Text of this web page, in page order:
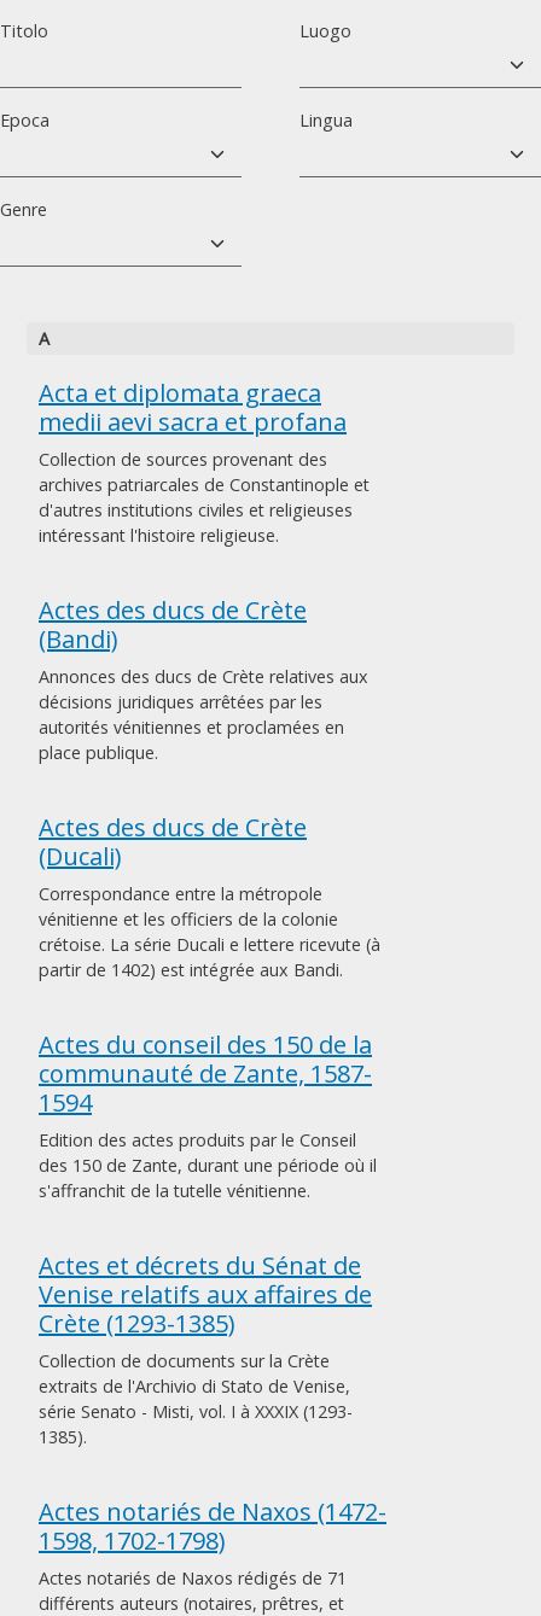
Titolo Luogo
Epoca Lingua
Genre
A
Acta et diplomata graeca
medii aevi sacra et profana
Collection de sources provenant des
archives patriarcales de Constantinople et
d'autres institutions civiles et religieuses
intéressant l'histoire religieuse.
Actes des ducs de Crète
(Bandi)
Annonces des ducs de Crète relatives aux
décisions juridiques arrêtées par les
autorités vénitiennes et proclamées en
place publique.
Actes des ducs de Crète
(Ducali)
Correspondance entre la métropole
vénitienne et les officiers de la colonie
crétoise. La série Ducali e lettere ricevute (à
partir de 1402) est intégrée aux Bandi.
Actes du conseil des 150 de la
communauté de Zante, 1587-
1594
Edition des actes produits par le Conseil
des 150 de Zante, durant une période où il
s'affranchit de la tutelle vénitienne.
Actes et décrets du Sénat de
Venise relatifs aux affaires de
Crète (1293-1385)
Collection de documents sur la Crète
extraits de l'Archivio di Stato de Venise,
série Senato - Misti, vol. I à XXXIX (1293-
1385).
Actes notariés de Naxos (1472-
1598, 1702-1798)
Actes notariés de Naxos rédigés de 71
différents auteurs (notaires, prêtres, et